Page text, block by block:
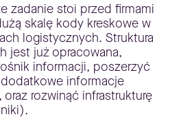
zadanie stoi przed firmami
skalę kody kreskowe w
logistycznych. Struktura
jest już opracowana,
informacji, poszerzyć
informacje
rozwinąć infrastrukturę